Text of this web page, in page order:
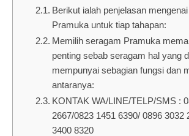
Berikut ialah penjelasan
Pramuka untuk tiap tahapan:
Memilih seragam Pramuka
penting sebab seragam hal yang
mempunyai sebagian fungsi dan
antaranya:
KONTAK WA/LINE/TELP/SMS :
2667/0823 1451 6390/ 0896 3032
3400 8320